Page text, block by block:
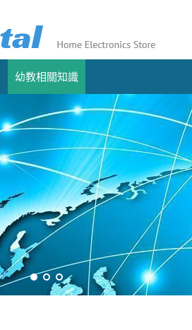
幼教相關知識